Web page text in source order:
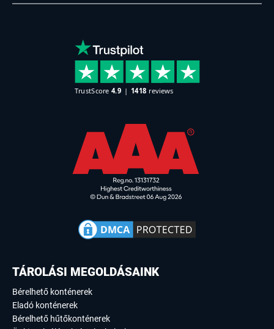
TÁROLÁSI MEGOLDÁSAINK
Bérelhető konténerek
Eladó konténerek
Bérelhető hűtőkonténerek